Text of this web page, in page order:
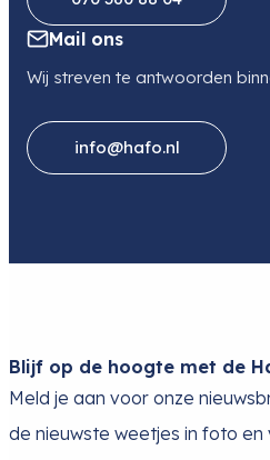
Mail ons
Wij streven te antwoorden
info@hafo.nl
Blijf op de hoogte met de
Meld je aan voor onze
de nieuwste weetjes in foto en